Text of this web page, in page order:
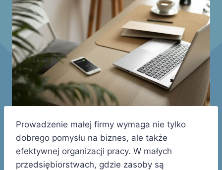
Prowadzenie małej firmy wymaga nie tylko
dobrego pomysłu na biznes, ale także
efektywnej organizacji pracy. W małych
przedsiębiorstwach, gdzie zasoby są